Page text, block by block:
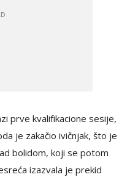
prve kvalifikacione sesije,
je zakačio ivičnjak, što je
bolidom, koji se potom
izazvala je prekid